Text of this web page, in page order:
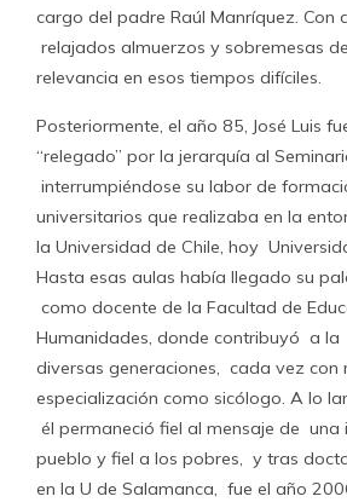
cargo del padre Raúl Manríquez. Con
relajados almuerzos y sobremesas
relevancia en esos tiempos difíciles.
Posteriormente, el año 85, José Luis
“relegado” por la jerarquía al
interrumpiéndose su labor de
universitarios que realizaba en la
la Universidad de Chile, hoy
Hasta esas aulas había llegado su
como docente de la Facultad de
Humanidades, donde contribuyó a
diversas generaciones, cada vez con
especialización como sicólogo. A lo
él permaneció fiel al mensaje de una
pueblo y fiel a los pobres, y tras
en la U de Salamanca, fue el año